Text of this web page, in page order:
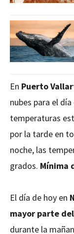
En Puerto
nubes para el
temperaturas
por la tarde en
noche, las
grados. Mínima
El día de hoy en
mayor parte
durante la